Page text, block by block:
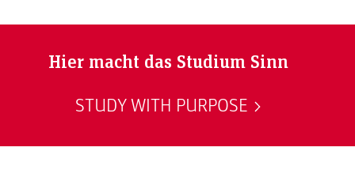
Hier macht das Studium Sinn
STUDY WITH PURPOSE